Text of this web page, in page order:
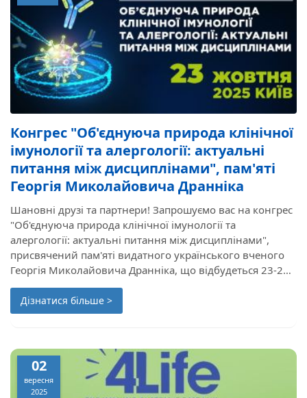
Конгрес "Об'єднуюча природа клінічної
імунології та алергології: актуальні
питання між дисциплінами", пам'яті
Георгія Миколайовича Дранніка
Шановні друзі та партнери! Запрошуємо вас на конгреc
"Об'єднуюча природа клінічної імунології та
алергології: актуальні питання між дисциплінами",
присвячений пам'яті видатного українського вченого
Георгія Миколайовича Дранніка, що відбудеться 23-24
жовтня 2025 року.
Дізнатися більше >
02
вересня
2025